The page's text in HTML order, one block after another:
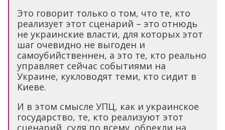
Это говорит только о том, что те, кто
реализует этот сценарий – это отнюдь
не украинские власти, для которых этот
шаг очевидно не выгоден и
самоубийственнен, а это те, кто реально
управляет сейчас событиями на
Украине, кукловодят теми, кто сидит в
Киеве.
И в этом смысле УПЦ, как и украинское
государство, те, кто реализуют этот
сценарий, судя по всему, обрекли на